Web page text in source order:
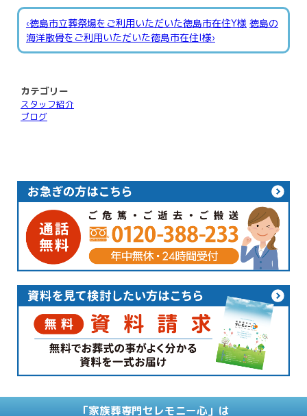
‹徳島市立葬祭場をご利用いただいた徳島市在住Y様 徳島の
海洋散骨をご利用いただいた徳島市在住I様›
カテゴリー
スタッフ紹介
ブログ
「家族葬専門セレモニー心」は